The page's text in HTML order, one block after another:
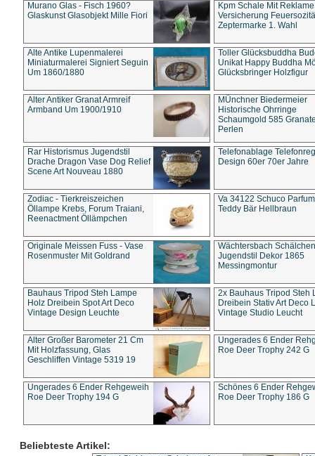
Murano Glas - Fisch 1960?
Glaskunst Glasobjekt Mille Fiori
Kpm Schale Mit Reklame
Versicherung
Zeptermarke 1. Wahl
Alte Antike Lupenmalerei
Miniaturmalerei Signiert Seguin
Um 1860/1880
Toller Glücksbuddha
Unikat Happy Buddha
Glücksbringer Holzfigur
Alter Antiker Granat Armreif
Armband Um 1900/1910
MÜnchner Biedermeier
Historische Ohrringe
Schaumgold 585
Perlen
Rar Historismus Jugendstil
Drache Dragon Vase Dog Relief
Scene Art Nouveau 1880
Telefonablage
Design 60er 70er Jahre
Zodiac - Tierkreiszeichen
Öllampe Krebs, Forum Traiani,
Reenactment Öllämpchen
Va 34122 Schuco
Teddy Bär Hellbraun
Originale Meissen Fuss - Vase
Rosenmuster Mit Goldrand
Wächtersbach Schälchen
Jugendstil Dekor 1865
Messingmontur
Bauhaus Tripod Steh Lampe
Holz Dreibein Spot Art Deco
Vintage Design Leuchte
2x Bauhaus Tripod Steh
Dreibein Stativ Art Deco
Vintage Studio Leucht
Alter Großer Barometer 21 Cm
Mit Holzfassung, Glas
Geschliffen Vintage 5319 19
Ungerades 6 Ender
Roe Deer Trophy 242 G
Ungerades 6 Ender Rehgeweih
Roe Deer Trophy 194 G
Schönes 6 Ender
Roe Deer Trophy 186 G
Beliebteste Artikel: